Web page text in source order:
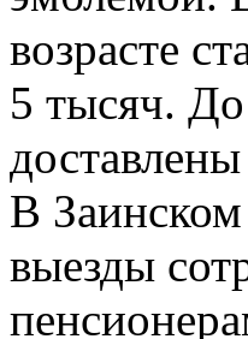
возрасте
5 тысяч.
В
выезды